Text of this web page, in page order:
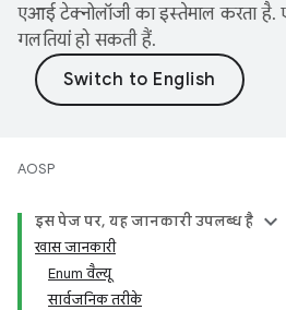
एआई टेक्नोलॉजी का इस्तेमाल करता
गलतियां हो सकती हैं.
AOSP
इस पेज पर, यह जानकारी उपलब्ध है
खास जानकारी
Enum वैल्यू
सार्वजनिक तरीके